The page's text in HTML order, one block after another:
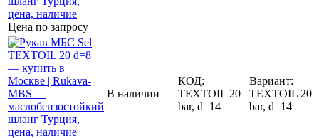
Цена по запросу
В наличии
КОД:
TEXTOIL 20
bar, d=14
Вариант:
TEXTOIL 20
bar, d=14